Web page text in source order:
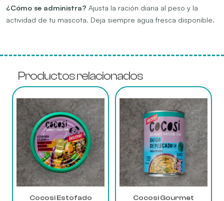
¿Cómo se administra? Ajusta la ración diaria al peso y la
actividad de tu mascota. Deja siempre agua fresca disponible.
Productos relacionados
Cocosi Estofado
Este
producto
tiene
múltiples
variantes.
Las
opciones
se
pueden
elegir
Cocosi Gourmet
Este
producto
tiene
múltiples
variantes.
Las
opciones
se
pueden
elegir